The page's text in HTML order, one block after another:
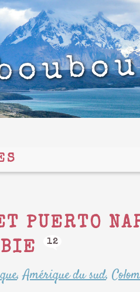
PUERTO
12
,Amérique du sud,